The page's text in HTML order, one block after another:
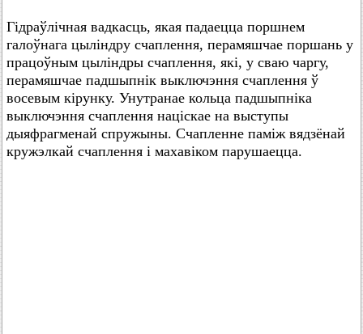
Гідраўлічная вадкасць, якая падаецца поршнем
галоўнага цыліндру счаплення, перамяшчае поршань у
працоўным цыліндры счаплення, які, у сваю чаргу,
перамяшчае падшыпнік выключэння счаплення ў
восевым кірунку. Унутранае кольца падшыпніка
выключэння счаплення націскае на выступы
дыяфрагменай спружыны. Счапленне паміж вядзёнай
кружэлкай счаплення і махавіком парушаецца.